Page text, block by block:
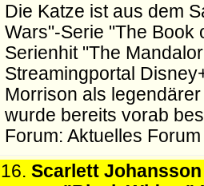
Die Katze ist aus dem
Wars"-Serie "The Book
Serienhit "The
Streamingportal
Morrison als
wurde bereits vorab
Forum: Aktuelles Forum
16. Scarlett